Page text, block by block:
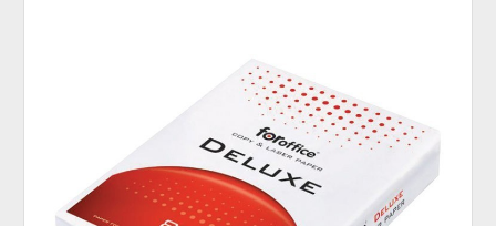
Oprema
PRIJAVA
Registracija | Zaboravljena lozinka?